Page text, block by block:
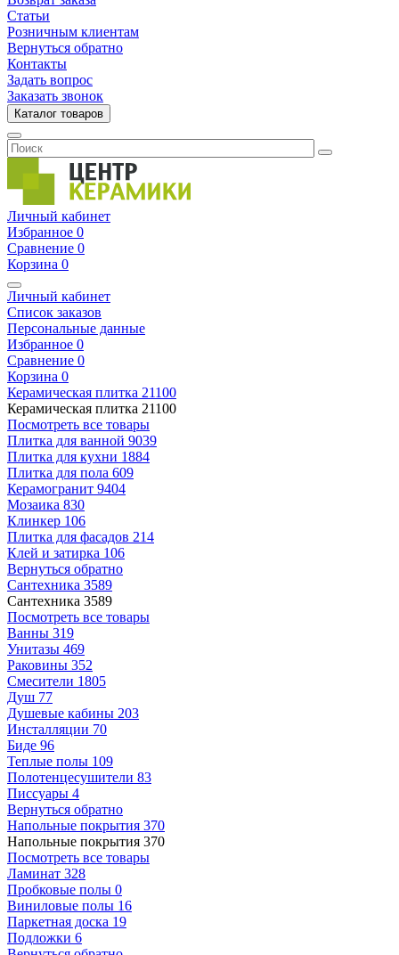
Статьи
Розничным клиентам
Вернуться обратно
Контакты
Задать вопрос
Заказать звонок
Каталог товаров
Личный кабинет
Избранное 0
Сравнение 0
Корзина 0
Личный кабинет
Список заказов
Персональные данные
Избранное 0
Сравнение 0
Корзина 0
Керамическая плитка 21100
Керамическая плитка 21100
Посмотреть все товары
Плитка для ванной 9039
Плитка для кухни 1884
Плитка для пола 609
Керамогранит 9404
Мозаика 830
Клинкер 106
Плитка для фасадов 214
Клей и затирка 106
Вернуться обратно
Сантехника 3589
Сантехника 3589
Посмотреть все товары
Ванны 319
Унитазы 469
Раковины 352
Смесители 1805
Душ 77
Душевые кабины 203
Инсталляции 70
Биде 96
Теплые полы 109
Полотенцесушители 83
Писсуары 4
Вернуться обратно
Напольные покрытия 370
Напольные покрытия 370
Посмотреть все товары
Ламинат 328
Пробковые полы 0
Виниловые полы 16
Паркетная доска 19
Подложки 6